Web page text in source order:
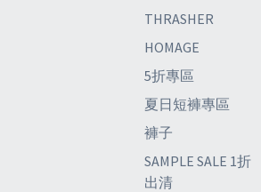
THRASHER
HOMAGE
5折專區
夏日短褲專區
褲子
SAMPLE SALE 1折
出清